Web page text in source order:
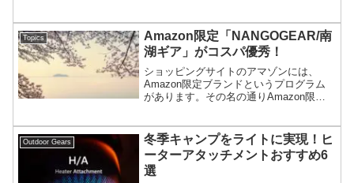
機能美が映えるファイヤースターター
「NANO SPARK/ナノスパーク」を紹介
しましょう。
Topics
Amazon限定「NANGOGEAR/南
湖ギア」がコスパ優秀！
ショッピングサイトのアマゾンには、
Amazon限定ブランドというプログラム
があります。その名の通りAmazon限定
す。今回はその中からNANGOGEAR/南
湖ギアというブランドを紹介します。
Outdoor Gears
冬季キャンプをライトに実現！ヒ
ーターアタッチメントおすすめ6
選